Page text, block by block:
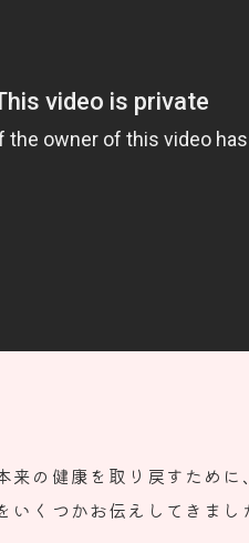
の健康を取り戻すために、
いくつかお伝えしてきまし